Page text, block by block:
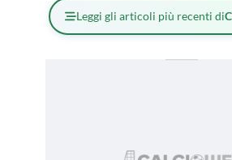
Leggi gli articoli più recenti di